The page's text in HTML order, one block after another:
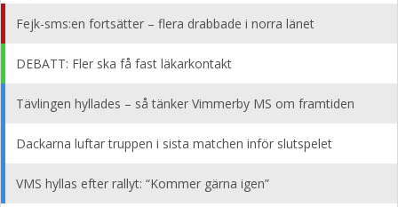
Fejk-sms:en fortsätter – flera drabbade i norra länet
DEBATT: Fler ska få fast läkarkontakt
Tävlingen hyllades – så tänker Vimmerby MS om framtiden
Dackarna luftar truppen i sista matchen inför slutspelet
VMS hyllas efter rallyt: “Kommer gärna igen”